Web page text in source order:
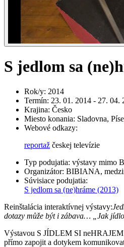
S jedlom sa
Rok/y: 2014
Termín: 23. 01. 2014 - 27. 04.
Krajina: Česko
Miesto konania: Sladovna,
Webové odkazy:
reportaž českej televízie
Typ podujatia: výstavy mimo
Organizátor: BIBIANA,
Súvisiace podujatia:
S jedlom sa (ne)hráme (2013)
Reinštalácia interaktívnej výstavy:
dotazy může být i zábava…
„Jak
Výstavou S JÍDLEM SI
přímo zapojit a dotykem